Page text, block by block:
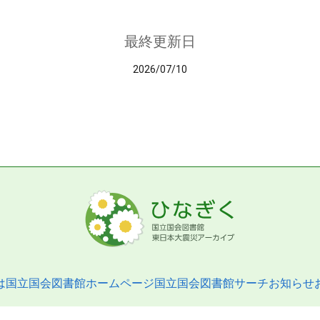
最終更新日
2026/07/10
国立国会図書館ホームページ国立国会図書館サーチお知らせ